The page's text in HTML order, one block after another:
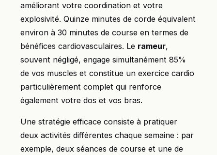
améliorant votre coordination et votre
explosivité. Quinze minutes de corde équivalent
environ à 30 minutes de course en termes de
bénéfices cardiovasculaires. Le rameur,
souvent négligé, engage simultanément 85%
de vos muscles et constitue un exercice cardio
particulièrement complet qui renforce
également votre dos et vos bras.
Une stratégie efficace consiste à pratiquer
deux activités différentes chaque semaine : par
exemple, deux séances de course et une de